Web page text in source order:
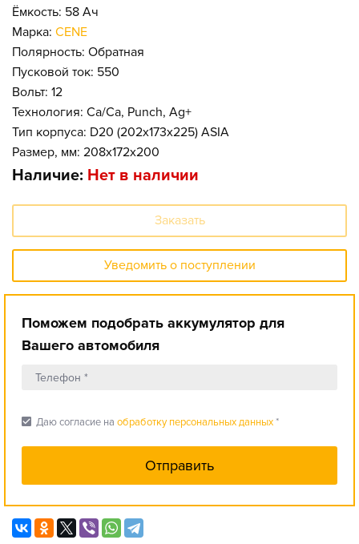
Ёмкость: 58 Ач
Марка: CENE
Полярность: Обратная
Пусковой ток: 550
Вольт: 12
Технология: Ca/Ca, Punch, Ag+
Тип корпуса: D20 (202x173x225) ASIA
Размер, мм: 208x172x200
Наличие: Нет в наличии
Заказать
Уведомить о поступлении
Поможем подобрать аккумулятор для
Вашего автомобиля
check_box Даю согласие на обработку персональных данных*